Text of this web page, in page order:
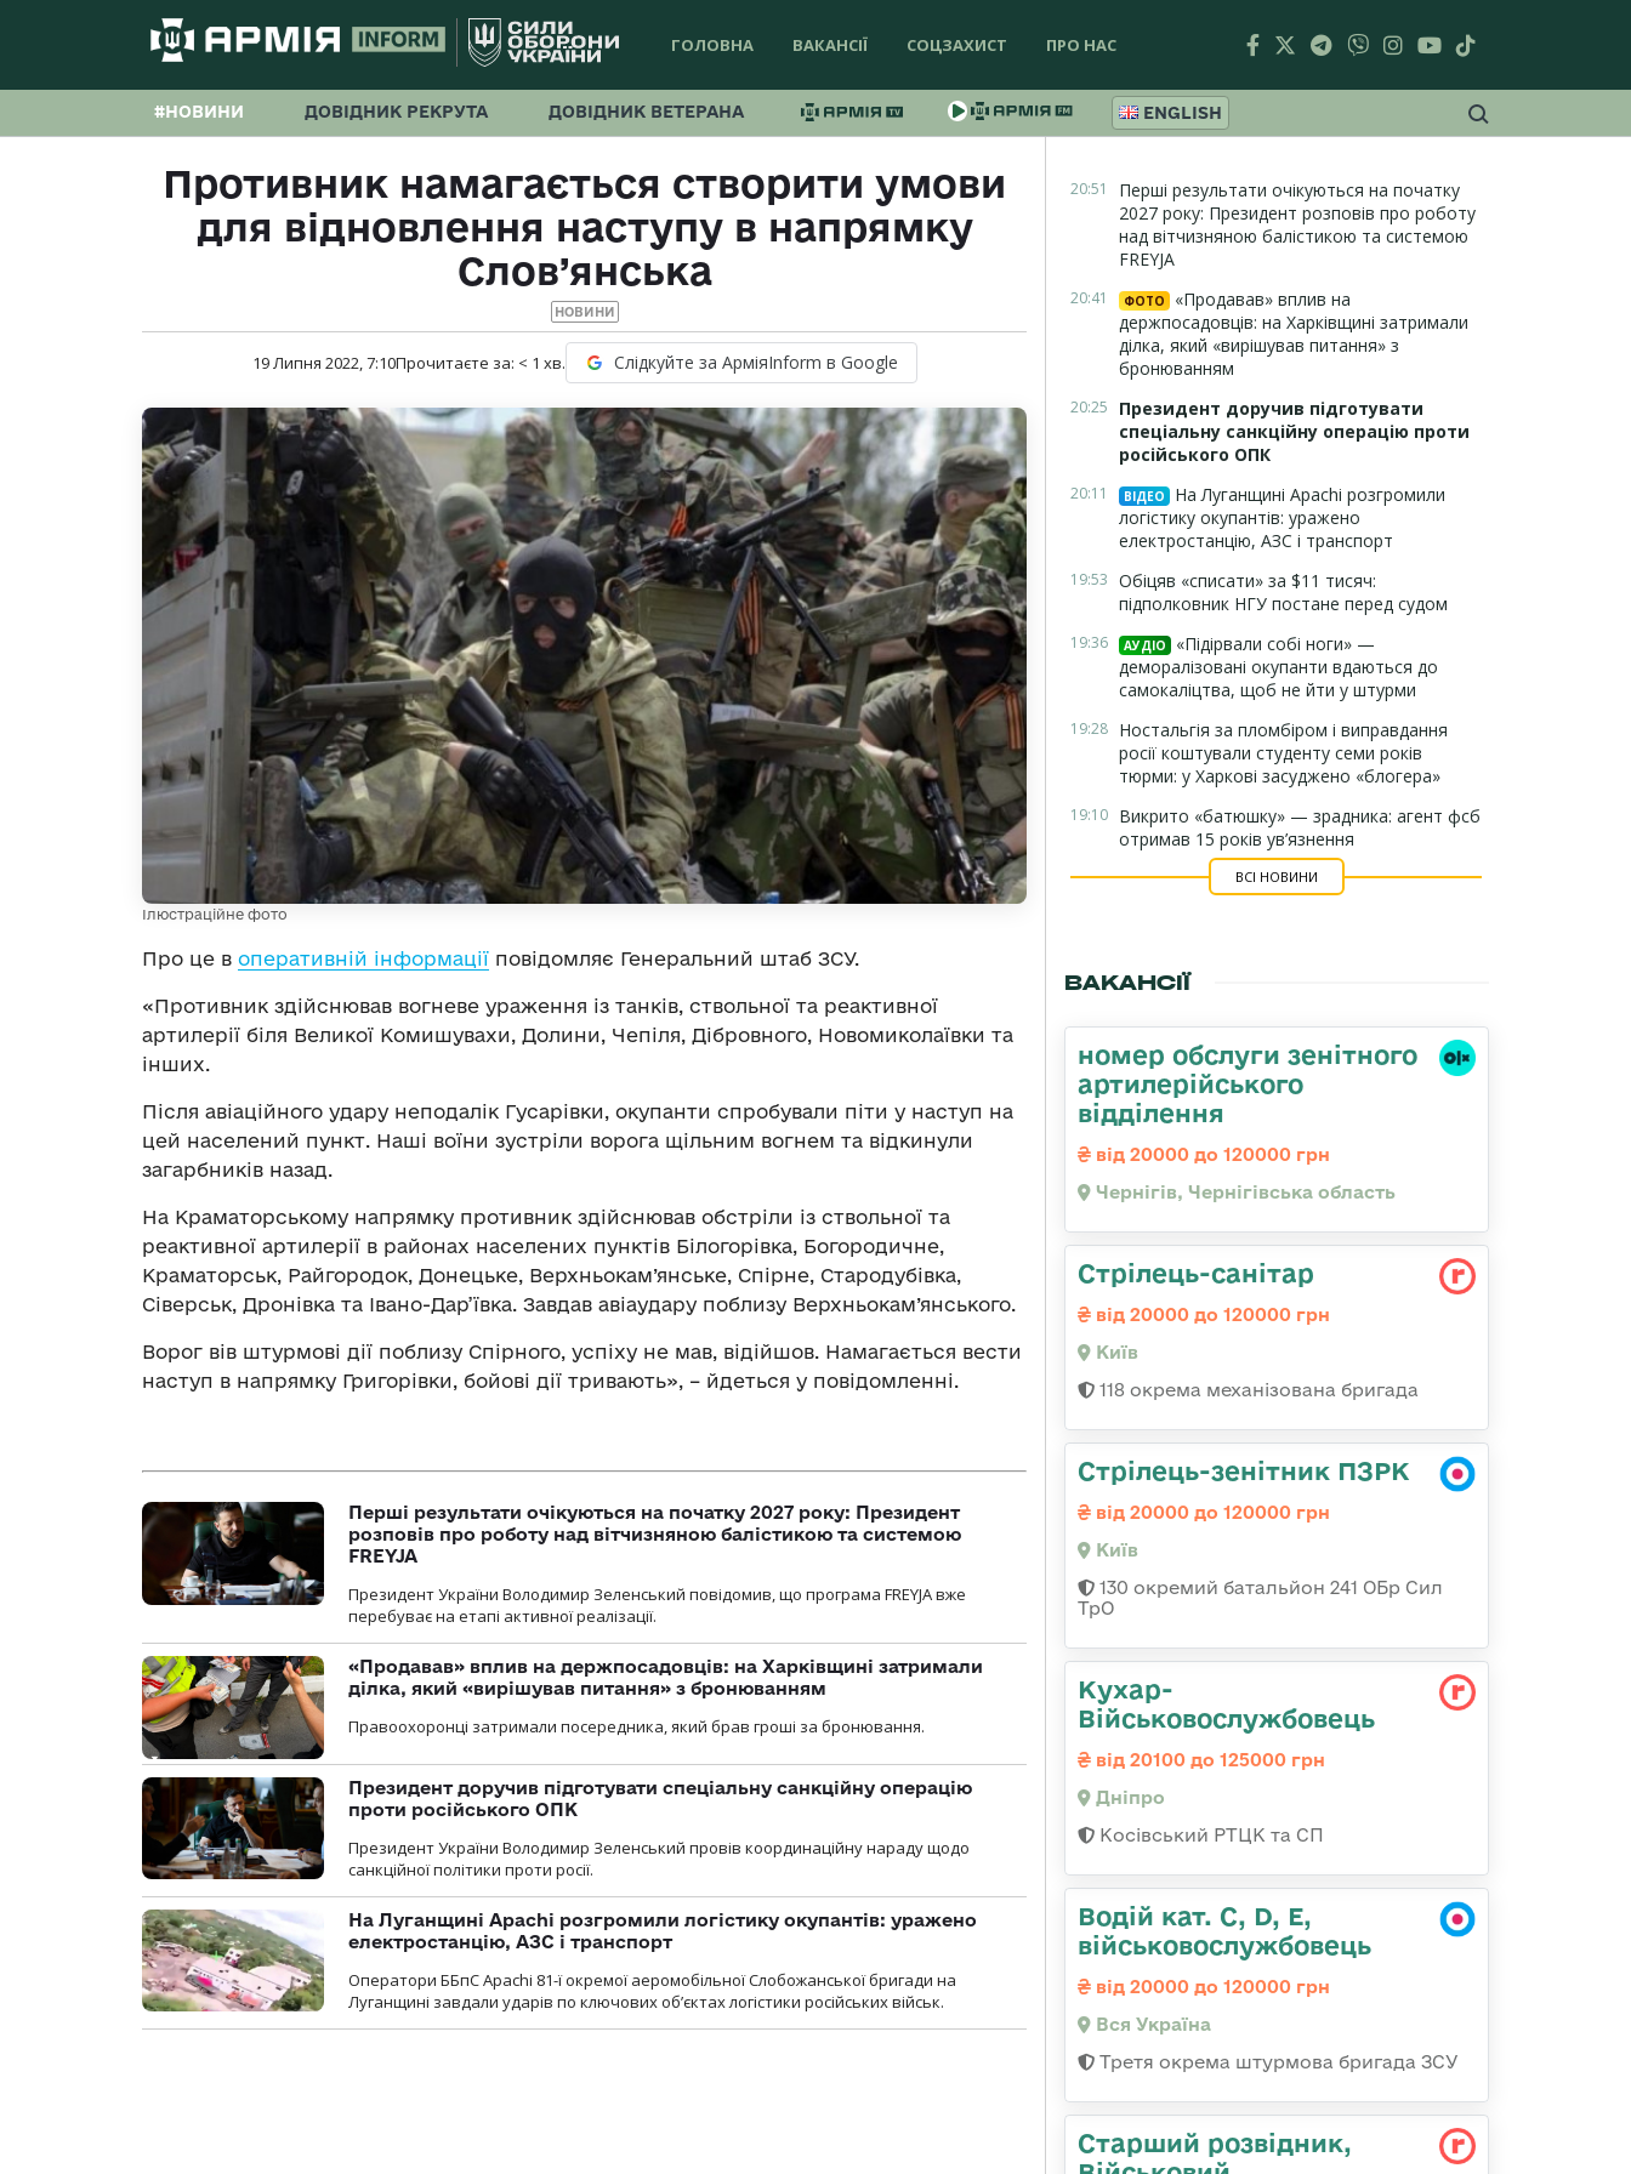
ГОЛОВНА ВАКАНСІЇ СОЦЗАХИСТ ПРО НАС
#НОВИНИ ДОВІДНИК РЕКРУТА ДОВІДНИК ВЕТЕРАНА ENGLISH
Противник намагається створити умови
для відновлення наступу в напрямку
Слов’янська
НОВИНИ
19 Липня 2022, 7:10Прочитаєте за: < 1 хв. Слідкуйте за АрміяInform в Google
Ілюстраційне фото
Про це в оперативній інформації повідомляє Генеральний штаб ЗСУ.
«Противник здійснював вогневе ураження із танків, ствольної та реактивної
артилерії біля Великої Комишувахи, Долини, Чепіля, Дібровного, Новомиколаївки та
інших.
Після авіаційного удару неподалік Гусарівки, окупанти спробували піти у наступ на
цей населений пункт. Наші воїни зустріли ворога щільним вогнем та відкинули
загарбників назад.
На Краматорському напрямку противник здійснював обстріли із ствольної та
реактивної артилерії в районах населених пунктів Білогорівка, Богородичне,
Краматорськ, Райгородок, Донецьке, Верхньокам’янське, Спірне, Стародубівка,
Сіверськ, Дронівка та Івано-Дар’ївка. Завдав авіаудару поблизу Верхньокам’янського.
Ворог вів штурмові дії поблизу Спірного, успіху не мав, відійшов. Намагається вести
наступ в напрямку Григорівки, бойові дії тривають», – йдеться у повідомленні.
Перші результати очікуються на початку 2027 року: Президент
розповів про роботу над вітчизняною балістикою та системою
FREYJA
Президент України Володимир Зеленський повідомив, що програма FREYJA вже
перебуває на етапі активної реалізації.
«Продавав» вплив на держпосадовців: на Харківщині затримали
ділка, який «вирішував питання» з бронюванням
Правоохоронці затримали посередника, який брав гроші за бронювання.
Президент доручив підготувати спеціальну санкційну операцію
проти російського ОПК
Президент України Володимир Зеленський провів координаційну нараду щодо
санкційної політики проти росії.
На Луганщині Apachi розгромили логістику окупантів: уражено
електростанцію, АЗС і транспорт
Оператори ББпС Apachi 81-ї окремої аеромобільної Слобожанської бригади на
Луганщині завдали ударів по ключових об’єктах логістики російських військ.
20:51
Перші результати очікуються на початку
2027 року: Президент розповів про роботу
над вітчизняною балістикою та системою
FREYJA
20:41 ФОТО
«Продавав» вплив на
держпосадовців: на Харківщині затримали
ділка, який «вирішував питання» з
бронюванням
20:25
Президент доручив підготувати
спеціальну санкційну операцію проти
російського ОПК
20:11 ВІДЕО
На Луганщині Apachi розгромили
логістику окупантів: уражено
електростанцію, АЗС і транспорт
19:53 Обіцяв «списати» за $11 тисяч:
підполковник НГУ постане перед судом
19:36 АУДІО
«Підірвали собі ноги» —
деморалізовані окупанти вдаються до
самокаліцтва, щоб не йти у штурми
19:28 Ностальгія за пломбіром і виправдання
росії коштували студенту семи років
тюрми: у Харкові засуджено «блогера»
19:10 Викрито «батюшку» — зрадника: агент фсб
отримав 15 років ув’язнення
ВСІ НОВИНИ
ВАКАНСІЇ
номер обслуги зенітного
артилерійського
відділення
від 20000 до 120000 грн
Чернігів, Чернігівська область
Стрілець-санітар
від 20000 до 120000 грн
Київ
118 окрема механізована бригада
Стрілець-зенітник ПЗРК
від 20000 до 120000 грн
Київ
130 окремий батальйон 241 ОБр Сил
ТрО
Кухар-
Військовослужбовець
від 20100 до 125000 грн
Дніпро
Косівський РТЦК та СП
Водій кат. С, D, Е,
військовослужбовець
від 20000 до 120000 грн
Вся Україна
Третя окрема штурмова бригада ЗСУ
Старший розвідник,